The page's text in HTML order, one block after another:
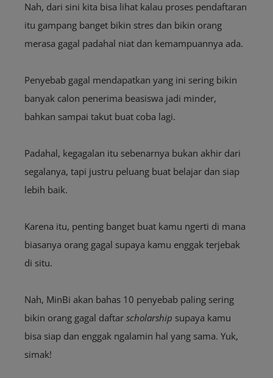
Nah, dari sini kita bisa lihat kalau proses pendaftaran
itu gampang banget bikin stres dan bikin orang
merasa gagal padahal niat dan kemampuannya ada.
Penyebab gagal mendapatkan yang ini sering bikin
banyak calon penerima beasiswa jadi minder,
bahkan sampai takut buat coba lagi.
Padahal, kegagalan itu sebenarnya bukan akhir dari
segalanya, tapi justru peluang buat belajar dan siap
lebih baik.
Karena itu, penting banget buat kamu ngerti di mana
biasanya orang gagal supaya kamu enggak terjebak
di situ.
Nah, MinBi akan bahas 10 penyebab paling sering
bikin orang gagal daftar scholarship supaya kamu
bisa siap dan enggak ngalamin hal yang sama. Yuk,
simak!